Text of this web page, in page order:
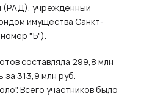
(РАД), учрежденный
имущества Санкт-
"Ъ").
составляла 299,8 млн
за 313,9 млн руб.
Всего участников было